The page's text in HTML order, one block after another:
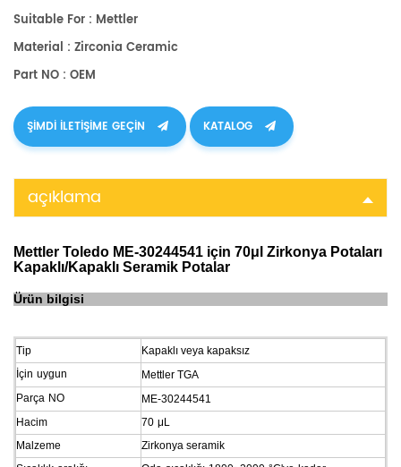
Suitable For : Mettler
Material : Zirconia Ceramic
Part NO : OEM
ŞIMDI ILETIŞIME GEÇIN KATALOG
açıklama
Mettler Toledo ME-30244541 için 70μl Zirkonya Potaları
Kapaklı/Kapaklı Seramik Potalar
Ürün bilgisi
Tip
Kapaklı veya kapaksız
İçin uygun
Mettler TGA
Parça NO
ME-30244541
Hacim
70 μL
Malzeme
Zirkonya seramik